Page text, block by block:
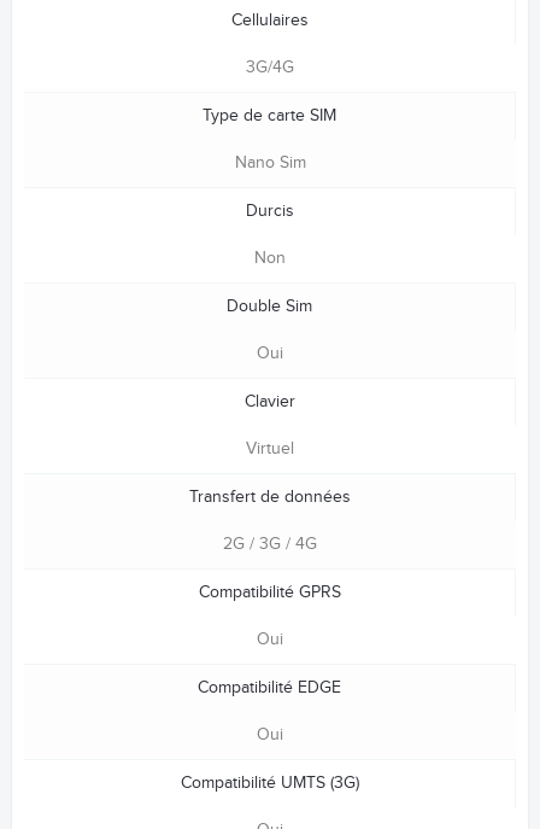
Cellulaires
3G/4G
Type de carte SIM
Nano Sim
Durcis
Non
Double Sim
Oui
Clavier
Virtuel
Transfert de données
2G / 3G / 4G
Compatibilité GPRS
Oui
Compatibilité EDGE
Oui
Compatibilité UMTS (3G)